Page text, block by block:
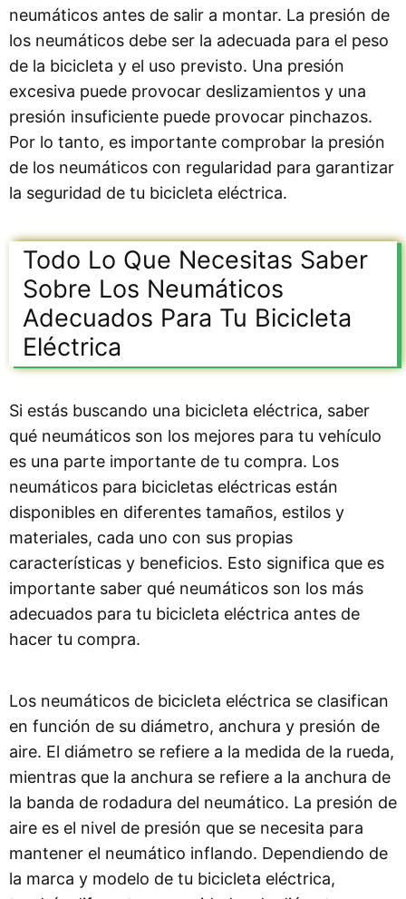
neumáticos antes de salir a montar. La presión de
los neumáticos debe ser la adecuada para el peso
de la bicicleta y el uso previsto. Una presión
excesiva puede provocar deslizamientos y una
presión insuficiente puede provocar pinchazos.
Por lo tanto, es importante comprobar la presión
de los neumáticos con regularidad para garantizar
la seguridad de tu bicicleta eléctrica.
Todo Lo Que Necesitas Saber
Sobre Los Neumáticos
Adecuados Para Tu Bicicleta
Eléctrica
Si estás buscando una bicicleta eléctrica, saber
qué neumáticos son los mejores para tu vehículo
es una parte importante de tu compra. Los
neumáticos para bicicletas eléctricas están
disponibles en diferentes tamaños, estilos y
materiales, cada uno con sus propias
características y beneficios. Esto significa que es
importante saber qué neumáticos son los más
adecuados para tu bicicleta eléctrica antes de
hacer tu compra.
Los neumáticos de bicicleta eléctrica se clasifican
en función de su diámetro, anchura y presión de
aire. El diámetro se refiere a la medida de la rueda,
mientras que la anchura se refiere a la anchura de
la banda de rodadura del neumático. La presión de
aire es el nivel de presión que se necesita para
mantener el neumático inflando. Dependiendo de
la marca y modelo de tu bicicleta eléctrica,